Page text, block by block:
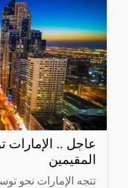
عاجل .. الإمارات
المقيمين
تتجه الإمارات نحو